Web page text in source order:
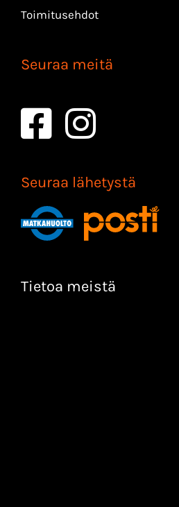
Toimitusehdot
Seuraa meitä
Seuraa lähetystä
Tietoa meistä